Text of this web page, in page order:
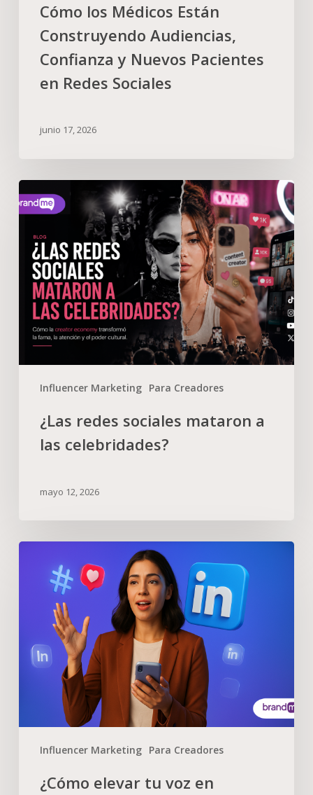
Cómo los Médicos Están
Construyendo Audiencias,
Confianza y Nuevos Pacientes
en Redes Sociales
junio 17, 2026
Influencer Marketing Para Creadores
¿Las redes sociales mataron a
las celebridades?
mayo 12, 2026
Influencer Marketing Para Creadores
¿Cómo elevar tu voz en